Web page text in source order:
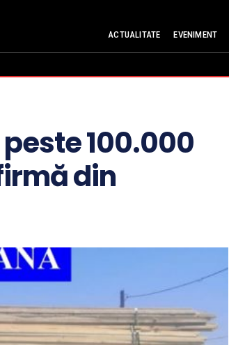
ACTUALITATE EVENIMENT
100.000
din